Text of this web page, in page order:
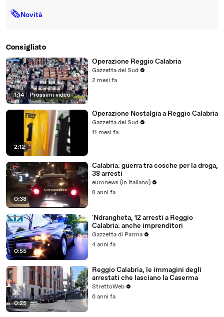
🗞Novità
Consigliato
1:14 Prossimi video
Operazione Reggio Calabria
Gazzetta del Sud
2 mesi fa
2:12
Operazione Nostalgia a Reggio Calabria
Gazzetta del Sud
11 mesi fa
0:38
Calabria: guerra tra cosche per la droga,
38 arresti
euronews (in Italiano)
8 anni fa
0:55
'Ndrangheta, 12 arresti a Reggio
Calabria: anche imprenditori
Gazzetta di Parma
4 anni fa
0:25
Reggio Calabria, le immagini degli
arrestati che lasciano la Caserma
StrettoWeb
6 anni fa